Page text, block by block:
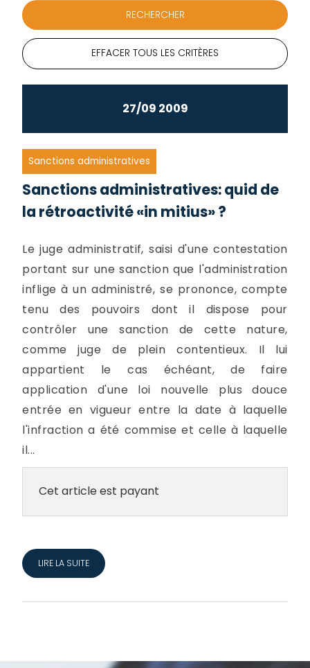
EFFACER TOUS LES CRITÈRES
27/09 2009
Sanctions administratives
Sanctions administratives: quid de
la rétroactivité «in mitius» ?
Le juge administratif, saisi d'une contestation
portant sur une sanction que l'administration
inflige à un administré, se prononce, compte
tenu des pouvoirs dont il dispose pour
contrôler une sanction de cette nature,
comme juge de plein contentieux. Il lui
appartient le cas échéant, de faire
application d'une loi nouvelle plus douce
entrée en vigueur entre la date à laquelle
l'infraction a été commise et celle à laquelle
il...
Cet article est payant
LIRE LA SUITE